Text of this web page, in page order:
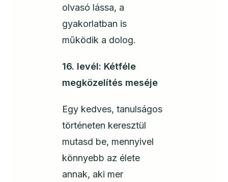
olvasó lássa, a
gyakorlatban is
működik a dolog.
16. levél: Kétféle
megközelítés meséje
Egy kedves, tanulságos
történeten keresztül
mutasd be, mennyivel
könnyebb az élete
annak, aki mer